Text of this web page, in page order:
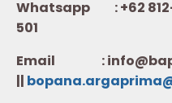
Whatsapp :+62
501
Email :
||